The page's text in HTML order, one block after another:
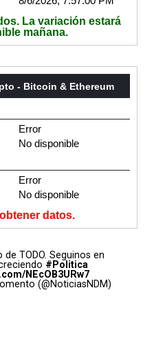
La variación estará
mañana.
- Bitcoin & Ethereum
Error
No disponible
Error
No disponible
datos.
TODO. Seguinos en
#Politica
NEcOB3URw7
(@NoticiasNDM)